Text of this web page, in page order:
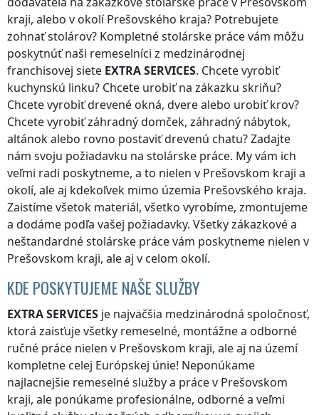
kraji, alebo v okolíPrešovského kraja? Potrebujete
zohnať stolárov? Kompletné stolárske práce vám môžu
poskytnúť naši remeselníci z medzinárodnej
franchisovej siete EXTRA SERVICES. Chcete vyrobiť
kuchynskú linku? Chcete urobiť na zákazku skriňu?
Chcete vyrobiť drevené okná, dvere alebo urobiť krov?
Chcete vyrobiť záhradný domček, záhradný nábytok,
altánok alebo rovno postaviť drevenú chatu? Zadajte
nám svoju požiadavku na stolárske práce. My vám ich
veľmi radi poskytneme, a to nielen v Prešovskom kraji a
okolí, ale aj kdekoľvek mimo územia Prešovského kraja.
Zaistíme všetok materiál, všetko vyrobíme, zmontujeme
a dodáme podľa vašej požiadavky. Všetky zákazkové a
neštandardné stolárske práce vám poskytneme nielen v
Prešovskom kraji, ale aj v celom okolí.
KDE POSKYTUJEME NAŠE SLUŽBY
EXTRA SERVICES je najväčšia medzinárodná spoločnosť,
ktorá zaisťuje všetky remeselné, montážne a odborné
ručné práce nielen v Prešovskom kraji, ale aj na území
kompletne celej Európskej únie! Neponúkame
najlacnejšie remeselné služby a prácev Prešovskom
kraji, ale ponúkame profesionálne, odborné a veľmi